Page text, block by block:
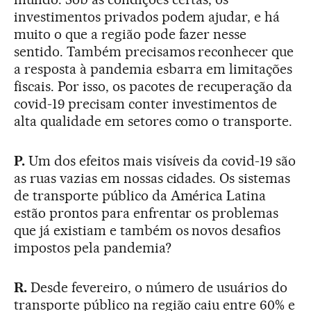
investimentos privados podem ajudar, e há
muito o que a região pode fazer nesse
sentido. Também precisamos reconhecer que
a resposta à pandemia esbarra em limitações
fiscais. Por isso, os pacotes de recuperação da
covid-19 precisam conter investimentos de
alta qualidade em setores como o transporte.
P.Um dos efeitos mais visíveis da covid-19 são
as ruas vazias em nossas cidades. Os sistemas
de transporte público da América Latina
estão prontos para enfrentar os problemas
que já existiam e também os novos desafios
impostos pela pandemia?
R.Desde fevereiro, o número de usuários do
transporte público na região caiu entre 60% e